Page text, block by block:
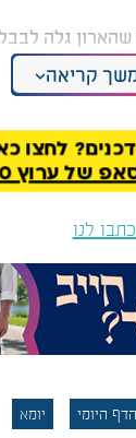
גלה
בן יוחאי
דף יומי:
לצפייה -
קריאה
לחצו
ערוץ 2000 >>>
לנו
הדף היומי יומא